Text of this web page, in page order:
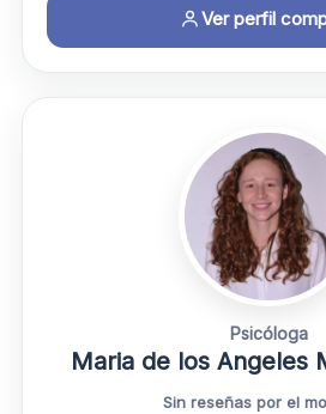
Ver perfil
Psicóloga
Maria de los Angeles
Sin reseñas por el